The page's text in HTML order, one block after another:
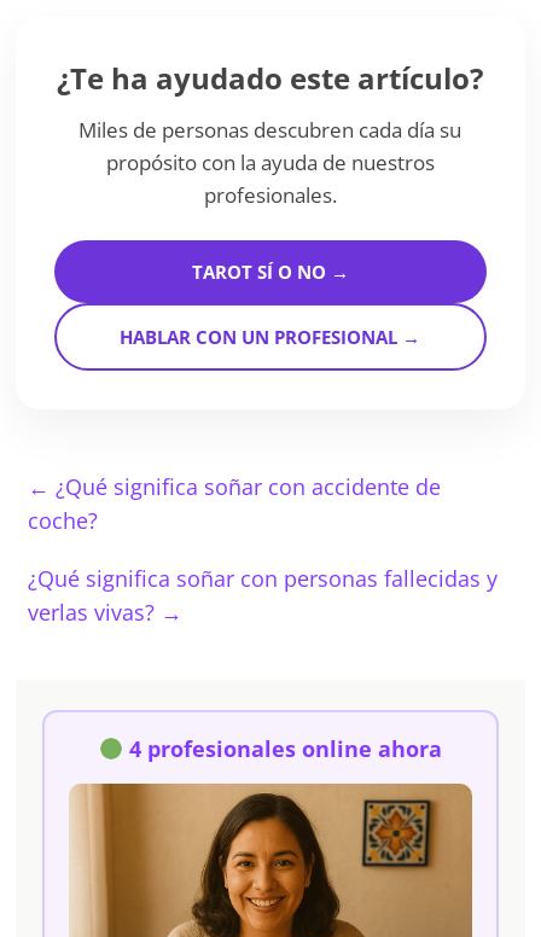
¿Te ha ayudado este artículo?
Miles de personas descubren cada día su
propósito con la ayuda de nuestros
profesionales.
TAROT SÍ O NO →
HABLAR CON UN PROFESIONAL →
← ¿Qué significa soñar con accidente de
coche?
¿Qué significa soñar con personas fallecidas y
verlas vivas? →
4 profesionales online ahora